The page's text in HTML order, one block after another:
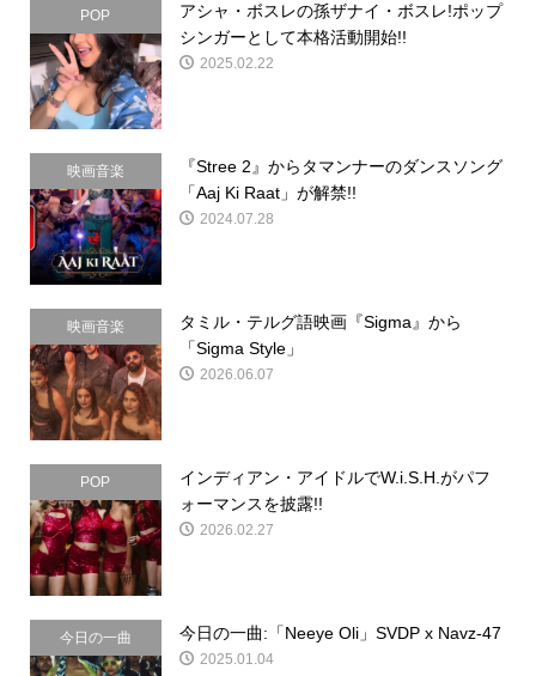
POP
アシャ・ボスレの孫ザナイ・ボスレ!ポップ
シンガーとして本格活動開始!!
2025.02.22
映画音楽
『Stree 2』からタマンナーのダンスソング
「Aaj Ki Raat」が解禁!!
2024.07.28
映画音楽
タミル・テルグ語映画『Sigma』から
「Sigma Style」
2026.06.07
POP
インディアン・アイドルでW.i.S.H.がパフ
ォーマンスを披露!!
2026.02.27
今日の一曲 今日の一曲:「Neeye Oli」SVDP x Navz-47
2025.01.04